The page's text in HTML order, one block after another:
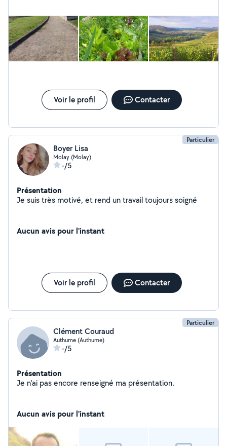
Voir le profil Contacter
Particulier
Boyer Lisa
Molay (Molay)
-/5
Présentation
Je suis très motivé, et rend un travail toujours soigné
Aucun avis pour l'instant
Voir le profil Contacter
Particulier
Clément Couraud
Authume (Authume)
-/5
Présentation
Je n'ai pas encore renseigné ma présentation.
Aucun avis pour l'instant